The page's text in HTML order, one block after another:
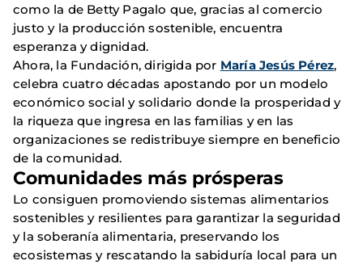
como la de Betty Pagalo que, gracias al comercio
justo y la producción sostenible, encuentra
esperanza y dignidad.
Ahora, la Fundación, dirigida por María Jesús Pérez,
celebra cuatro décadas apostando por un modelo
económico social y solidario donde la prosperidad y
la riqueza que ingresa en las familias y en las
organizaciones se redistribuye siempre en beneficio
de la comunidad.
Comunidades más prósperas
Lo consiguen promoviendo sistemas alimentarios
sostenibles y resilientes para garantizar la seguridad
y la soberanía alimentaria, preservando los
ecosistemas y rescatando la sabiduría local para un